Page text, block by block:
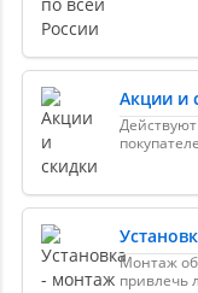
Акции и
Монтаж
привлечь